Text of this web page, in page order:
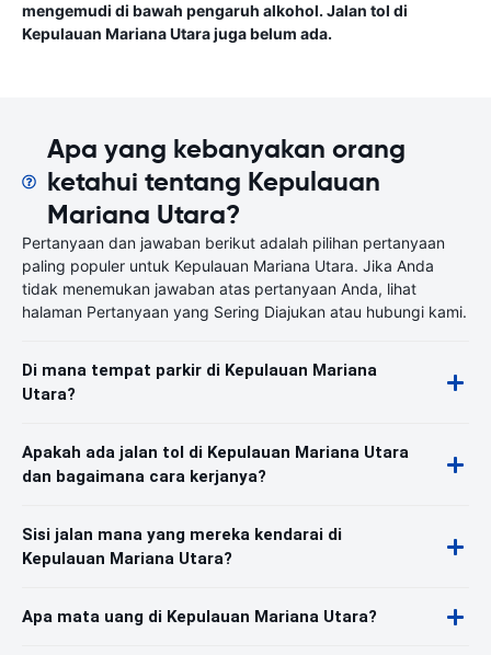
mengemudi di bawah pengaruh alkohol. Jalan tol di
Kepulauan Mariana Utara juga belum ada.
Apa yang kebanyakan orang
ketahui tentang Kepulauan
Mariana Utara?
Pertanyaan dan jawaban berikut adalah pilihan pertanyaan
paling populer untuk Kepulauan Mariana Utara. Jika Anda
tidak menemukan jawaban atas pertanyaan Anda, lihat
halaman Pertanyaan yang Sering Diajukan atau hubungi kami.
Di mana tempat parkir di Kepulauan Mariana
Utara?
Apakah ada jalan tol di Kepulauan Mariana Utara
dan bagaimana cara kerjanya?
Sisi jalan mana yang mereka kendarai di
Kepulauan Mariana Utara?
Apa mata uang di Kepulauan Mariana Utara?